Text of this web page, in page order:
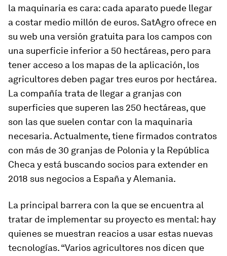
la maquinaria es cara: cada aparato puede llegar
a costar medio millón de euros. SatAgro ofrece en
su web una versión gratuita para los campos con
una superficie inferior a 50 hectáreas, pero para
tener acceso a los mapas de la aplicación, los
agricultores deben pagar tres euros por hectárea.
La compañía trata de llegar a granjas con
superficies que superen las 250 hectáreas, que
son las que suelen contar con la maquinaria
necesaria. Actualmente, tiene firmados contratos
con más de 30 granjas de Polonia y la República
Checa y está buscando socios para extender en
2018 sus negocios a España y Alemania.
La principal barrera con la que se encuentra al
tratar de implementar su proyecto es mental: hay
quienes se muestran reacios a usar estas nuevas
tecnologías. “Varios agricultores nos dicen que